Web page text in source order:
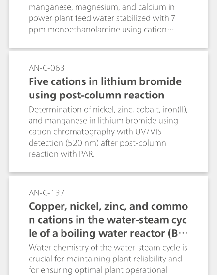
ッドにより、確実に測定することができま
manganese, magnesium, and calcium in
power plant feed water stabilized with 7
ppm monoethanolamine using cation
detection.
AN-C-063
Five cations in lithium bromide
using post-column reaction
Determination of nickel, zinc, cobalt, iron(II),
and manganese in lithium bromide using
cation chromatography with UV/VIS
detection (520 nm) after post-column
reaction with PAR.
AN-C-137
Copper, nickel, zinc, and commo
n cations in the water-steam cyc
le of a boiling water reactor (B
WR)
Water chemistry of the water-steam cycle is
crucial for maintaining plant reliability and
for ensuring optimal plant operational